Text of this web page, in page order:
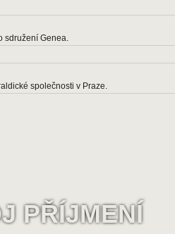
sdružení Genea.
společnosti v Praze.
PŘÍJMENÍ